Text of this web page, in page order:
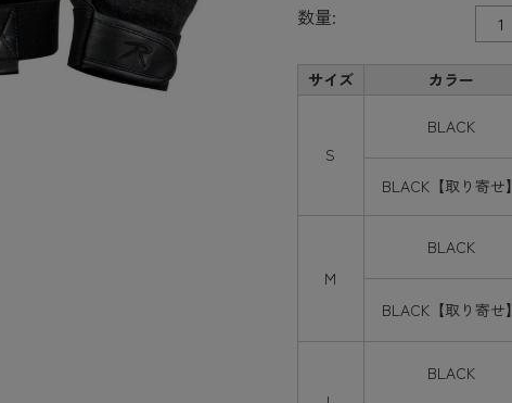
数量:
サイズ カラー
S
BLACK
BLACK【取り寄せ】
M
BLACK
BLACK【取り寄せ】
BLACK